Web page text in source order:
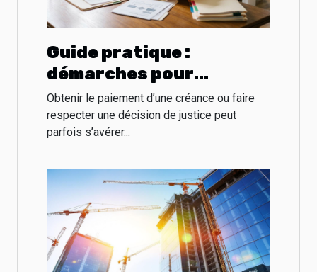
Guide pratique :
démarches pour
l’exécution judiciaire via
un huissier
Obtenir le paiement d’une créance ou faire
respecter une décision de justice peut
parfois s’avérer...